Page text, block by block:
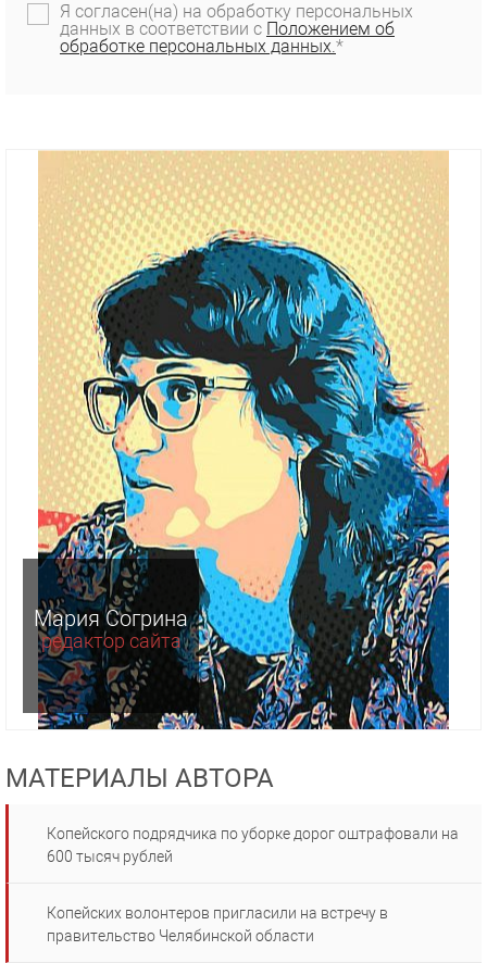
Я согласен(на) на обработку персональных
данных в соответствии с Положением об
обработке персональных данных.*
Мария Согрина
редактор сайта
МАТЕРИАЛЫ АВТОРА
Копейского подрядчика по уборке дорог оштрафовали на
600 тысяч рублей
Копейских волонтеров пригласили на встречу в
правительство Челябинской области